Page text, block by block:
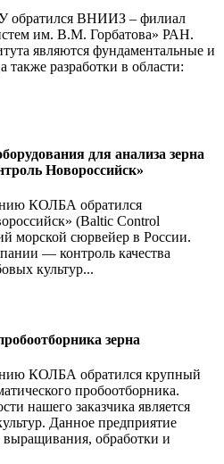
обратился ВНИИЗ – филиал
им. В.М. Горбатова» РАН.
являются фундаментальные и
также разработки в области:
для анализа зерна
Новороссийск»
КОЛБА обратился
(Baltic Control
морской сюрвейер в России.
— контроль качества
культур...
зерна
КОЛБА обратился крупный
пробоотборника.
нашего заказчика является
Данное предприятие
обработки и